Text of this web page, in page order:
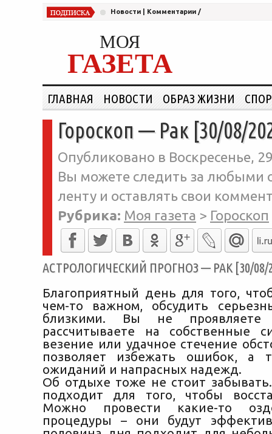
Новости Комментарии /
МОЯ
ГАЗЕТА
ГЛАВНАЯ НОВОСТИ ОБРАЗ ЖИЗНИ
Гороскоп — Рак [30/08/
Опубликовано в Воскресенье,
Вы можете следить за любыми
ленту и оставлять свои
Рубрика: Моя газета > Гороскоп
АСТРОЛОГИЧЕСКИЙ ПРОГНОЗ — РАК [30/08/
Благоприятный день для того,
чем-то важном, обсудить
близкими. Вы не проявляете
рассчитываете на собственные
везение или удачное стечение
позволяет избежать ошибок, а
ожиданий и напрасных надежд.
Об отдыхе тоже не стоит
подходит для того, чтобы
Можно провести какие-то
процедуры – они будут